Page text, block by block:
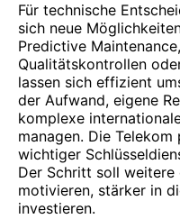
Für technische
sich neue
Predictive
Qualitätskontrollen
lassen sich effizient
der Aufwand, eigene
komplexe
managen. Die
wichtiger
Der Schritt soll weitere
motivieren, stärker in
investieren.